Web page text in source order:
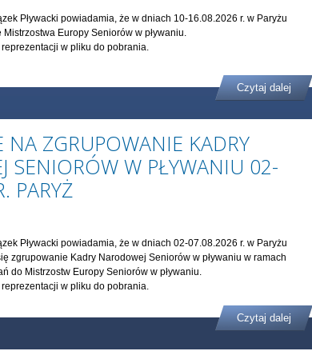
Pływacki powiadamia, że w dniach 10-16.08.2026 r. w Paryżu
Mistrzostwa Europy Seniorów w pływaniu.
reprezentacji w pliku do pobrania.
Czytaj dalej
NA ZGRUPOWANIE KADRY
SENIORÓW W PŁYWANIU 02-
PARYŻ
Pływacki powiadamia, że w dniach 02-07.08.2026 r. w Paryżu
zgrupowanie Kadry Narodowej Seniorów w pływaniu w ramach
do Mistrzostw Europy Seniorów w pływaniu.
reprezentacji w pliku do pobrania.
Czytaj dalej